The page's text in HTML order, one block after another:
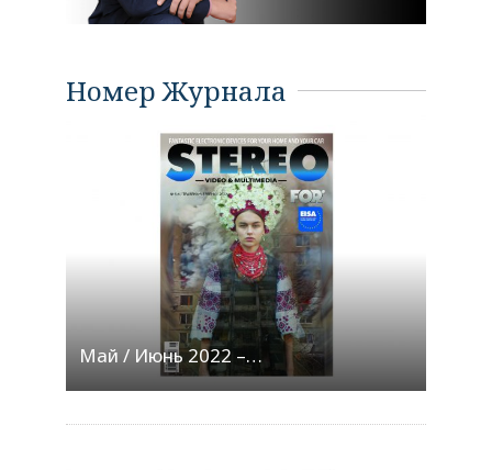
Номер Журнала
Май / Июнь 2022 –…